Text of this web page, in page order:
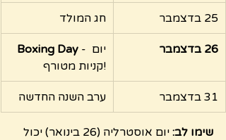
25 בדצמבר חג המולד
26 בדצמבר Boxing Day - יום
קניות מטורף!
31 בדצמבר ערב השנה החדשה
שימו לב:
יום אוסטרליה (26 בינואר) יכול